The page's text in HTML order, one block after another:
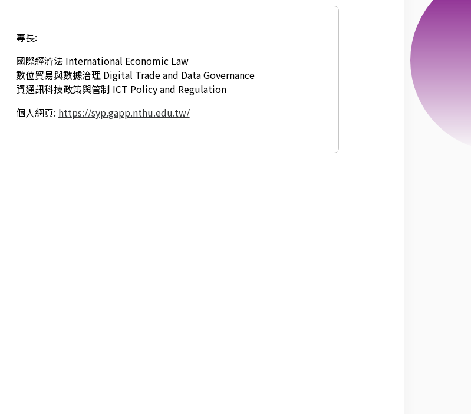
專長:
國際經濟法 International Economic Law
數位貿易與數據治理 Digital Trade and Data Governance
資通訊科技政策與管制 ICT Policy and Regulation
個人網頁: https://syp.gapp.nthu.edu.tw/